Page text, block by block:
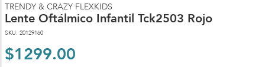
TRENDY & CRAZY FLEXKIDS
Lente Oftálmico Infantil Tck2503 Rojo
SKU: 20129160
$1299.00